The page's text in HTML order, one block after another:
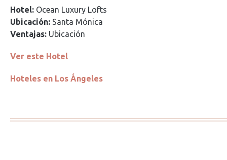
Hotel: Ocean Luxury Lofts
Ubicación: Santa Mónica
Ventajas: Ubicación
Ver este Hotel
Hoteles en Los Ángeles